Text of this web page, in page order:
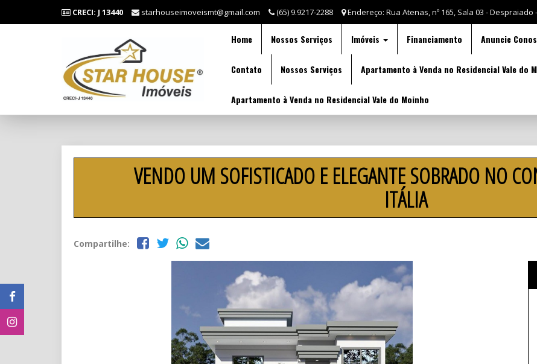
CRECI: J 13440 starhouseimoveismt@gmail.com (65) 9.9217-2288 Endereço: Rua Atenas, nº 165, Sala 03 - Despraiado
Home Nossos Serviços Imóveis Financiamento Anuncie
Contato Nossos Serviços Apartamento à Venda no Residencial Vale do
Apartamento à Venda no Residencial Vale do Moinho
VENDO UM SOFISTICADO E ELEGANTE SOBRADO NO
ITÁLIA
Compartilhe: